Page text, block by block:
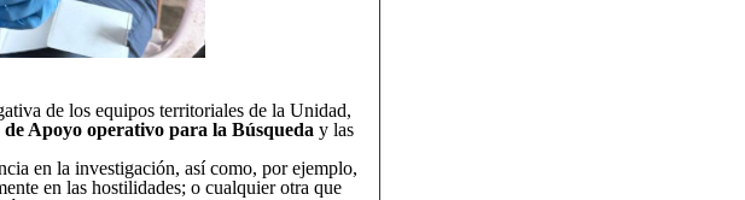
de los equipos territoriales de la Unidad,
de Apoyo operativo para la Búsqueda y las
en la investigación, así como, por ejemplo,
en las hostilidades; o cualquier otra que